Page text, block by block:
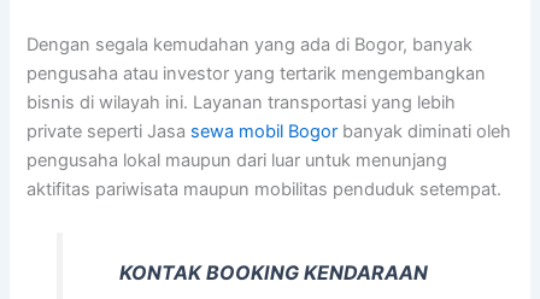
Dengan segala kemudahan yang ada di Bogor, banyak
pengusaha atau investor yang tertarik mengembangkan
bisnis di wilayah ini. Layanan transportasi yang lebih
private seperti Jasa sewa mobil Bogor banyak diminati oleh
pengusaha lokal maupun dari luar untuk menunjang
aktifitas pariwisata maupun mobilitas penduduk setempat.
KONTAK BOOKING KENDARAAN